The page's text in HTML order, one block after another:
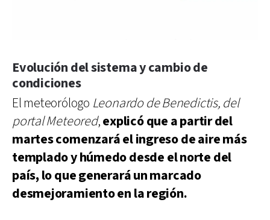
Evolución del sistema y cambio de
condiciones
El meteorólogo Leonardo de Benedictis, del
portal Meteored,explicó que a partir del
martes comenzará el ingreso de aire más
templado y húmedo desde el norte del
país, lo que generará un marcado
desmejoramiento en la región.